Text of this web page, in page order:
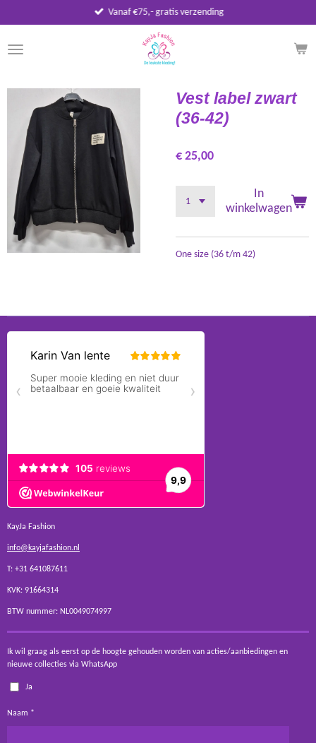
direct
naar
de
Vanaf €75,- gratis verzending
Vest label zwart
(36-42)
€ 25,00
In
winkelwagen
One size (36 t/m 42)
KayJa Fashion
info@kayjafashion.nl
T: +31 641087611
KVK: 91664314
BTW nummer: NL0049074997
Ik wil graag als eerst op de hoogte gehouden worden van acties/aanbiedingen en
nieuwe collecties via WhatsApp
Ja
Naam *